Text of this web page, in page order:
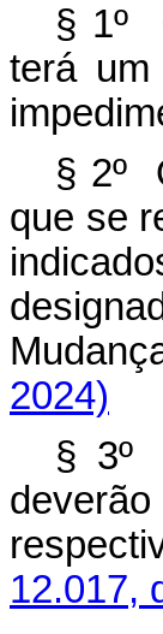
§ 1º
terá
§ 2º
que se
2024)
§ 3º
12.017,